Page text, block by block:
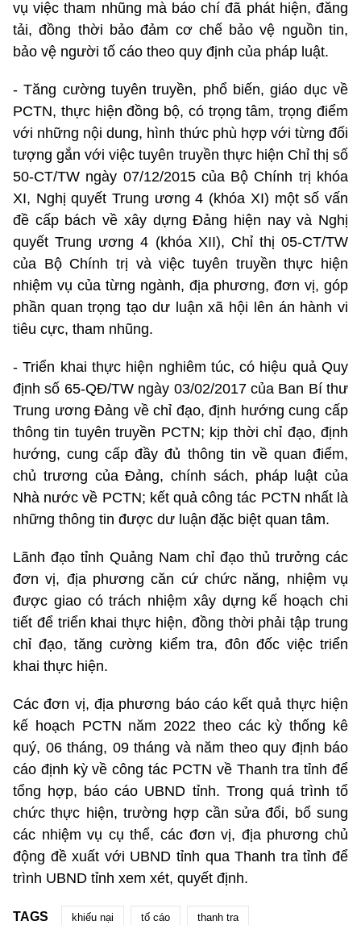
vụ việc tham nhũng mà báo chí đã phát hiện, đăng
tải, đồng thời bảo đảm cơ chế bảo vệ nguồn tin,
bảo vệ người tố cáo theo quy định của pháp luật.
- Tăng cường tuyên truyền, phổ biến, giáo dục về
PCTN, thực hiện đồng bộ, có trọng tâm, trọng điểm
với những nội dung, hình thức phù hợp với từng đối
tượng gắn với việc tuyên truyền thực hiện Chỉ thị số
50-CT/TW ngày 07/12/2015 của Bộ Chính trị khóa
XI, Nghị quyết Trung ương 4 (khóa XI) một số vấn
đề cấp bách về xây dựng Đảng hiện nay và Nghị
quyết Trung ương 4 (khóa XII), Chỉ thị 05-CT/TW
của Bộ Chính trị và việc tuyên truyền thực hiện
nhiệm vụ của từng ngành, địa phương, đơn vị, góp
phần quan trọng tạo dư luận xã hội lên án hành vi
tiêu cực, tham nhũng.
- Triển khai thực hiện nghiêm túc, có hiệu quả Quy
định số 65-QĐ/TW ngày 03/02/2017 của Ban Bí thư
Trung ương Đảng về chỉ đạo, định hướng cung cấp
thông tin tuyên truyền PCTN; kịp thời chỉ đạo, định
hướng, cung cấp đầy đủ thông tin về quan điểm,
chủ trương của Đảng, chính sách, pháp luật của
Nhà nước về PCTN; kết quả công tác PCTN nhất là
những thông tin được dư luận đặc biệt quan tâm.
Lãnh đạo tỉnh Quảng Nam chỉ đạo thủ trưởng các
đơn vị, địa phương căn cứ chức năng, nhiệm vụ
được giao có trách nhiệm xây dựng kế hoạch chi
tiết để triển khai thực hiện, đồng thời phải tập trung
chỉ đạo, tăng cường kiểm tra, đôn đốc việc triển
khai thực hiện.
Các đơn vị, địa phương báo cáo kết quả thực hiện
kế hoạch PCTN năm 2022 theo các kỳ thống kê
quý, 06 tháng, 09 tháng và năm theo quy định báo
cáo định kỳ về công tác PCTN về Thanh tra tỉnh để
tổng hợp, báo cáo UBND tỉnh. Trong quá trình tổ
chức thực hiện, trường hợp cần sửa đổi, bổ sung
các nhiệm vụ cụ thể, các đơn vị, địa phương chủ
động đề xuất với UBND tỉnh qua Thanh tra tỉnh để
trình UBND tỉnh xem xét, quyết định.
TAGS khiếu nại tố cáo thanh tra